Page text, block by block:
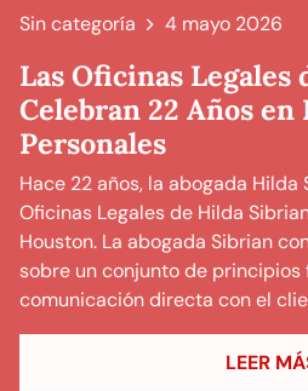
Sin categoría 4 mayo 2026
Las Oficinas
Celebran 22 Años en
Personales
Hace 22 años, la abogada Hilda
Oficinas Legales de Hilda
Houston. La abogada Sibrian
sobre un conjunto de principios
comunicación directa con el
LEER